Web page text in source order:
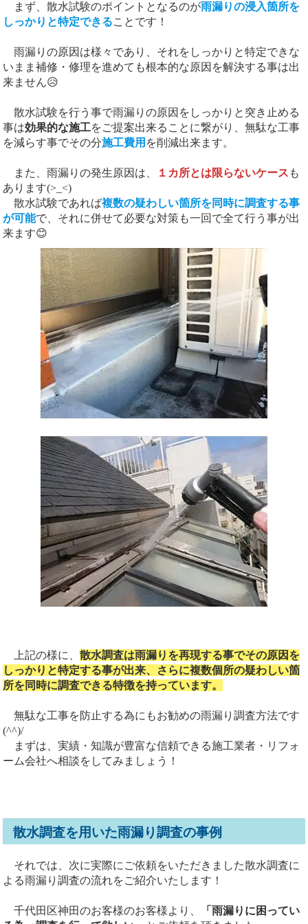
まず、散水試験のポイントとなるのが雨漏りの浸入箇所を
しっかりと特定できることです！
雨漏りの原因は様々であり、それをしっかりと特定できな
いまま補修・修理を進めても根本的な原因を解決する事は出
来ません😥
散水試験を行う事で雨漏りの原因をしっかりと突き止める
事は効果的な施工をご提案出来ることに繋がり、無駄な工事
を減らす事でその分施工費用 を削減出来ます。
また、雨漏りの発生原因は、 １カ所とは限らないケース も
あります(>_<)
散水試験であれば複数の疑わしい箇所を同時に調査する事
が可能で、それに併せて必要な対策も一回で全て行う事が出
来ます😊
上記の様に、散水調査は雨漏りを再現する事でその原因を
しっかりと特定する事が出来、さらに複数個所の疑わしい箇
所を同時に調査できる特徴を持っています。
無駄な工事を防止する為にもお勧めの雨漏り調査方法です
(^^)/
まずは、実績・知識が豊富な信頼できる施工業者・リフォ
ーム会社へ相談をしてみましょう！
散水調査を用いた雨漏り調査の事例
それでは、次に実際にご依頼をいただきました散水調査に
よる雨漏り調査の流れをご紹介いたします！
千代田区神田のお客様のお客様より、
「雨漏りに困ってい